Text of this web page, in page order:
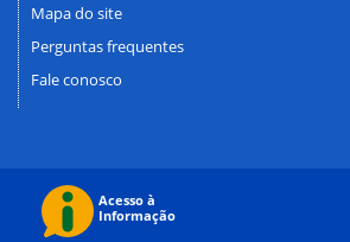
Mapa do site
Perguntas frequentes
Fale conosco